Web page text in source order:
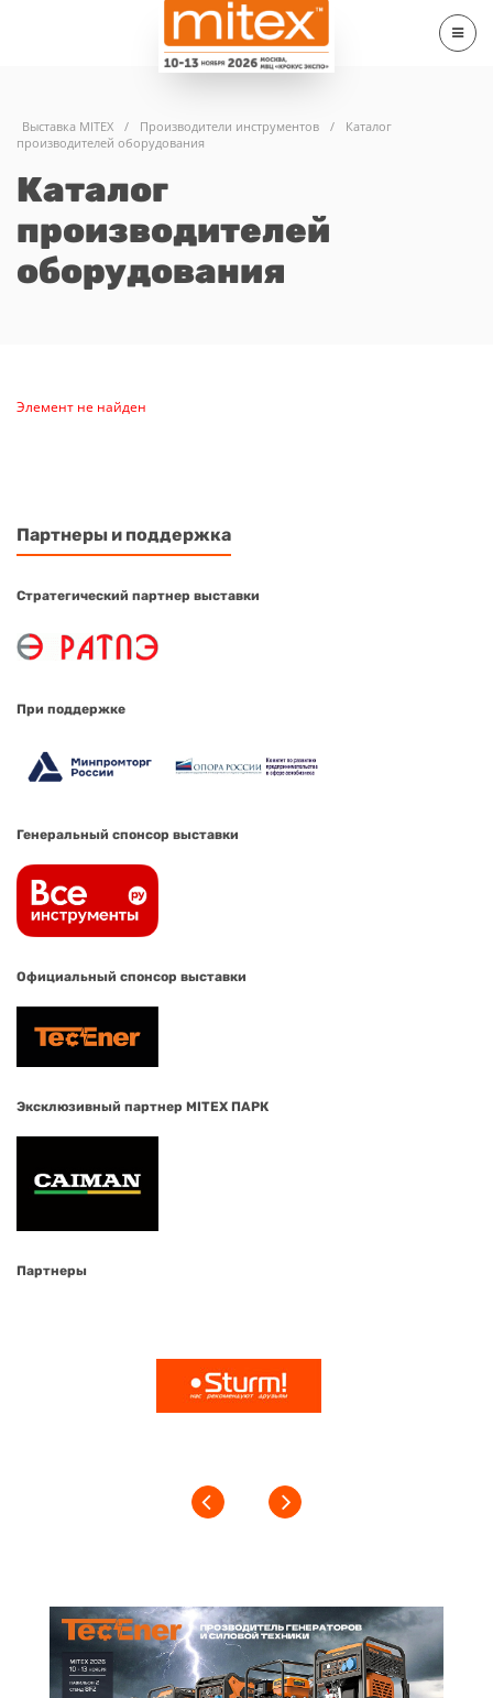
Выставка MITEX / Производители инструментов /
Каталог
производителей оборудования
Каталог
производителей
оборудования
Элемент не найден
Партнеры и поддержка
Стратегический партнер выставки
При поддержке
Генеральный спонсор выставки
Официальный спонсор выставки
Эксклюзивный партнер MITEX ПАРК
Партнеры